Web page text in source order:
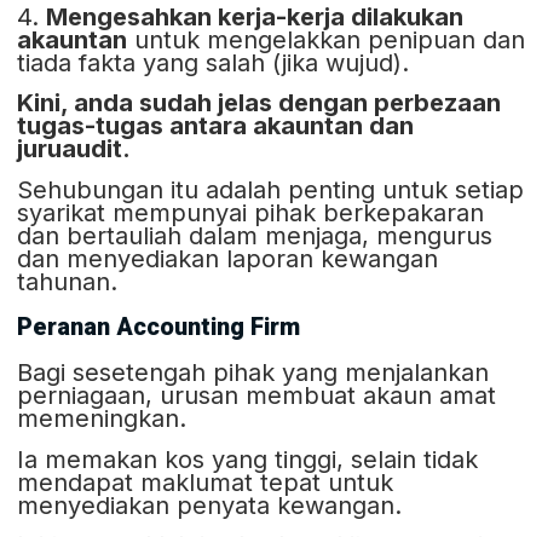
4. Mengesahkan kerja-kerja dilakukan
akauntan untuk mengelakkan penipuan dan
tiada fakta yang salah (jika wujud).
Kini, anda sudah jelas dengan perbezaan
tugas-tugas antara akauntan dan
juruaudit.
Sehubungan itu adalah penting untuk setiap
syarikat mempunyai pihak berkepakaran
dan bertauliah dalam menjaga, mengurus
dan menyediakan laporan kewangan
tahunan.
Peranan Accounting Firm
Bagi sesetengah pihak yang menjalankan
perniagaan, urusan membuat akaun amat
memeningkan.
Ia memakan kos yang tinggi, selain tidak
mendapat maklumat tepat untuk
menyediakan penyata kewangan.